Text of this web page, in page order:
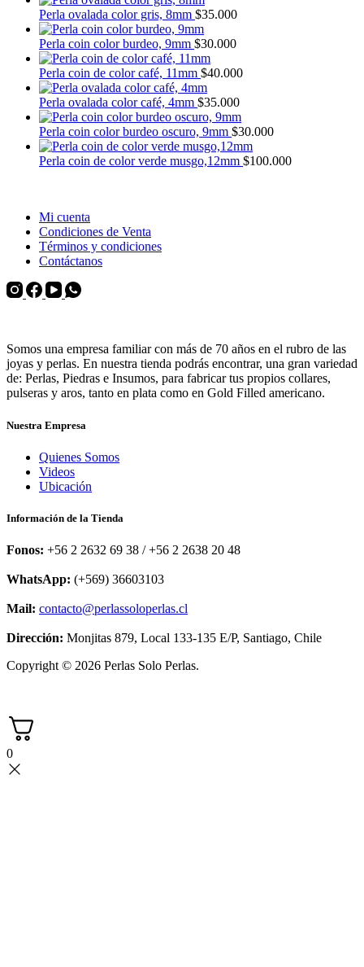
Perla ovalada color gris, 8mm $35.000
Perla coin color burdeo, 9mm $30.000
Perla coin de color café, 11mm $40.000
Perla ovalada color café, 4mm $35.000
Perla coin color burdeo oscuro, 9mm $30.000
Perla coin de color verde musgo,12mm $100.000
Mi cuenta
Condiciones de Venta
Términos y condiciones
Contáctanos
Somos una empresa familiar con más de 70 años en el rubro de las
joyas y perlas. En nuestra tienda podrás encontrar, una gran variedad
de: Perlas, Piedras e Insumos, para fabricar tus propios collares,
pulseras y aros, tanto en plata como en Gold Filled americano.
Nuestra Empresa
Quienes Somos
Videos
Ubicación
Información de la Tienda
Fonos: +56 2 2632 69 38 / +56 2 2638 20 48
WhatsApp: (+569) 36603103
Mail: contacto@perlassoloperlas.cl
Dirección: Monjitas 879, Local 133-135 E/P, Santiago, Chile
Copyright © 2026 Perlas Solo Perlas.
0